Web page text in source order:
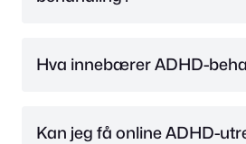
Hva innebærer ADHD-
Kan jeg få online ADHD-